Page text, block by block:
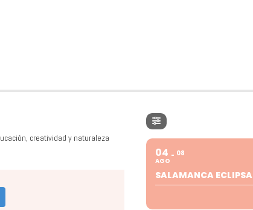
creatividad y naturaleza
04
AGO
08
SALAMANCA ECLIPSA